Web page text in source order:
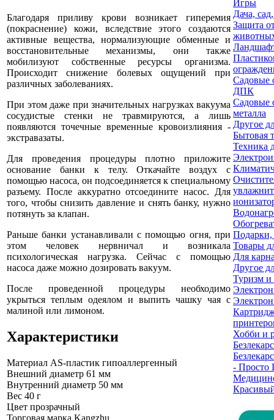
Благодаря приливу крови возникает гиперемия
(покраснение) кожи, вследствие этого создаются
активные вещества, нормализующие обменные и
восстановительные механизмы, они также
мобилизуют собственные ресурсы организма.
Происходит снижение болевых ощущений при
различных заболеваниях.
При этом даже при значительных нагрузках вакуума
сосудистые стенки не травмируются, а лишь
появляются точечные временные кровоизлияния -
экстравазаты.
Для проведения процедуры плотно приложите
основание банки к телу. Откачайте воздух с
помощью насоса, он подсоединяется к специальному
разъему. После аккуратно отсоедините насос. Для
того, чтобы снизить давление и снять банку, нужно
потянуть за клапан.
Раньше банки устанавливали с помощью огня, при
этом человек нервничал и возникала
психологическая нагрузка. Сейчас с помощью
насоса даже можно дозировать вакуум.
После проведенной процедуры необходимо
укрыться теплым одеялом и выпить чашку чая с
малиной или лимоном.
Характеристики
Материал AS-пластик гипоаллергенный
Внешний диаметр 61 мм
Внутренний диаметр 50 мм
Вес 40 г
Цвет прозрачный
Торговая марка Kangzhu
Игры
Дача,
Защита
Садовые
ДПК
Садовые
металла
Другое
Бытовая
Техника
Товары
Для
Другое
Туризм и
Хобби и
- Просто